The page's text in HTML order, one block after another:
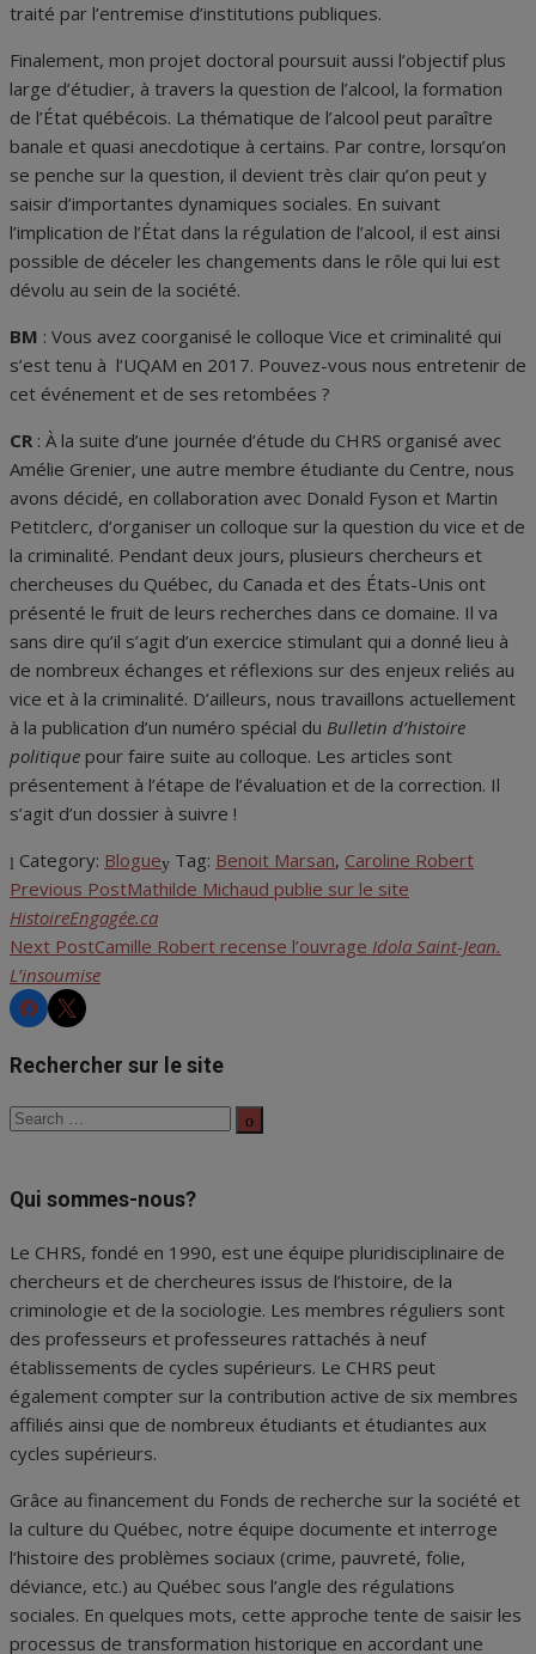
traité par l’entremise d’institutions publiques.
Finalement, mon projet doctoral poursuit aussi l’objectif plus
large d’étudier, à travers la question de l’alcool, la formation
de l’État québécois. La thématique de l’alcool peut paraître
banale et quasi anecdotique à certains. Par contre, lorsqu’on
se penche sur la question, il devient très clair qu’on peut y
saisir d’importantes dynamiques sociales. En suivant
l’implication de l’État dans la régulation de l’alcool, il est ainsi
possible de déceler les changements dans le rôle qui lui est
dévolu au sein de la société.
BM : Vous avez coorganisé le colloque Vice et criminalité qui
s’est tenu à l’UQAM en 2017. Pouvez-vous nous entretenir de
cet événement et de ses retombées ?
CR : À la suite d’une journée d’étude du CHRS organisé avec
Amélie Grenier, une autre membre étudiante du Centre, nous
avons décidé, en collaboration avec Donald Fyson et Martin
Petitclerc, d’organiser un colloque sur la question du vice et de
la criminalité. Pendant deux jours, plusieurs chercheurs et
chercheuses du Québec, du Canada et des États-Unis ont
présenté le fruit de leurs recherches dans ce domaine. Il va
sans dire qu’il s’agit d’un exercice stimulant qui a donné lieu à
de nombreux échanges et réflexions sur des enjeux reliés au
vice et à la criminalité. D’ailleurs, nous travaillons actuellement
à la publication d’un numéro spécial du Bulletin d’histoire
politique pour faire suite au colloque. Les articles sont
présentement à l’étape de l’évaluation et de la correction. Il
s’agit d’un dossier à suivre !
Category: Blogue Tag: Benoit Marsan, Caroline Robert
Navigation
de
l'article
Previous PostMathilde Michaud publie sur le site
HistoireEngagée.ca
Next PostCamille Robert recense l’ouvrage Idola Saint-Jean.
L’insoumise
CHRSCHRS
Rechercher sur le site
Search
Search
Qui sommes-nous?
Le CHRS, fondé en 1990, est une équipe pluridisciplinaire de
chercheurs et de chercheures issus de l’histoire, de la
criminologie et de la sociologie. Les membres réguliers sont
des professeurs et professeures rattachés à neuf
établissements de cycles supérieurs. Le CHRS peut
également compter sur la contribution active de six membres
affiliés ainsi que de nombreux étudiants et étudiantes aux
cycles supérieurs.
Grâce au financement du Fonds de recherche sur la société et
la culture du Québec, notre équipe documente et interroge
l’histoire des problèmes sociaux (crime, pauvreté, folie,
déviance, etc.) au Québec sous l’angle des régulations
sociales. En quelques mots, cette approche tente de saisir les
processus de transformation historique en accordant une